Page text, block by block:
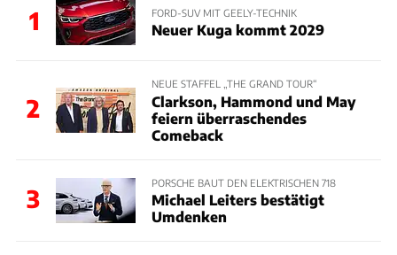
1 FORD-SUV MIT GEELY-TECHNIK
Neuer Kuga kommt 2029
2
NEUE STAFFEL „THE GRAND TOUR“
Clarkson, Hammond und May
feiern überraschendes
Comeback
3
PORSCHE BAUT DEN ELEKTRISCHEN 718
Michael Leiters bestätigt
Umdenken